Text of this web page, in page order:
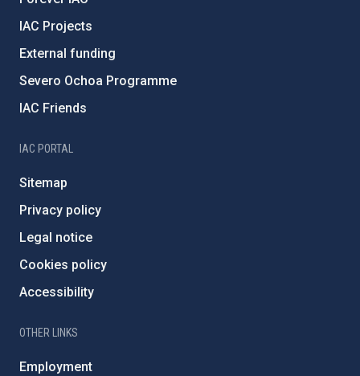
IAC Projects
External funding
Severo Ochoa Programme
IAC Friends
IAC PORTAL
Sitemap
Privacy policy
Legal notice
Cookies policy
Accessibility
OTHER LINKS
Employment